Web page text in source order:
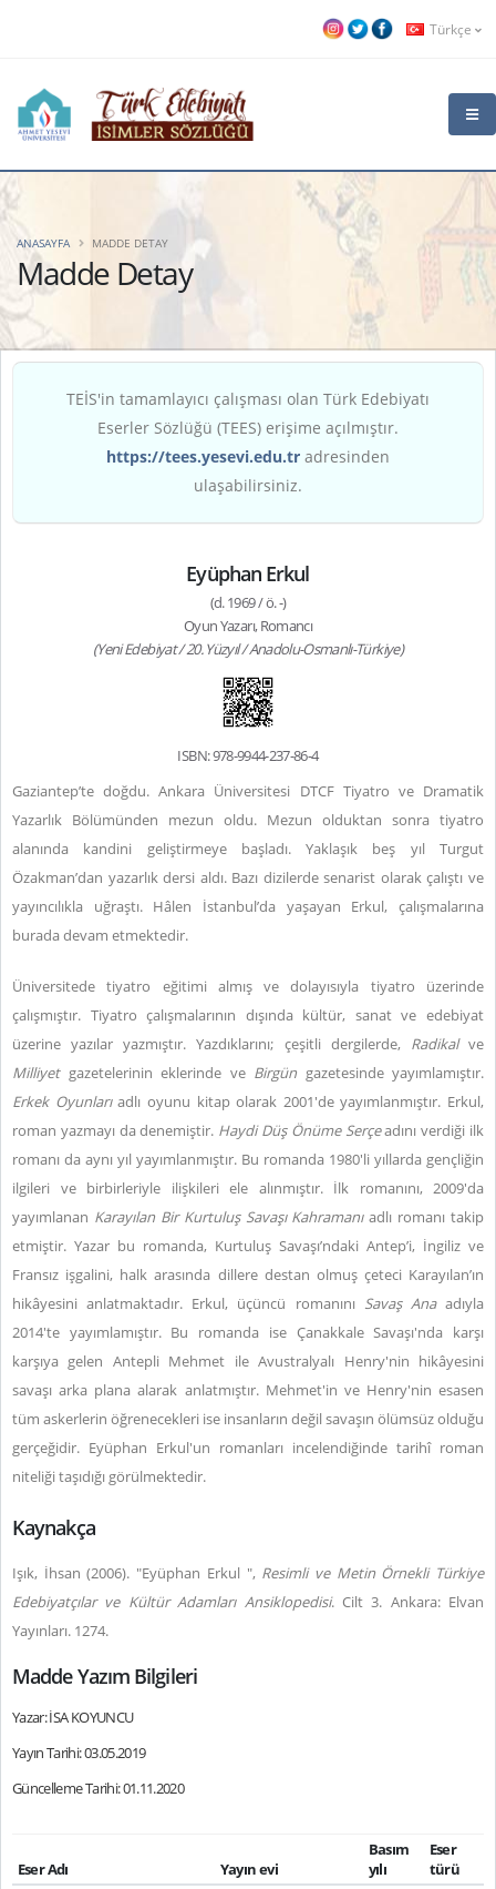
Türkçe
Madde Detay
ANASAYFA MADDE DETAY
TEİS'in tamamlayıcı çalışması olan Türk Edebiyatı
Eserler Sözlüğü (TEES) erişime açılmıştır.
https://tees.yesevi.edu.tr adresinden
ulaşabilirsiniz.
Eyüphan Erkul
(d. 1969 / ö. -)
Oyun Yazarı, Romancı
(Yeni Edebiyat / 20. Yüzyıl / Anadolu-Osmanlı-Türkiye)
ISBN: 978-9944-237-86-4
Gaziantep’te doğdu. Ankara Üniversitesi DTCF Tiyatro ve Dramatik
Yazarlık Bölümünden mezun oldu. Mezun olduktan sonra tiyatro
alanında kandini geliştirmeye başladı. Yaklaşık beş yıl Turgut
Özakman’dan yazarlık dersi aldı. Bazı dizilerde senarist olarak çalıştı ve
yayıncılıkla uğraştı. Hâlen İstanbul’da yaşayan Erkul, çalışmalarına
burada devam etmektedir.
Üniversitede tiyatro eğitimi almış ve dolayısıyla tiyatro üzerinde
çalışmıştır. Tiyatro çalışmalarının dışında kültür, sanat ve edebiyat
üzerine yazılar yazmıştır. Yazdıklarını; çeşitli dergilerde, Radikalve
Milliyetgazetelerinin eklerinde ve Birgün gazetesinde yayımlamıştır.
Erkek Oyunlarıadlı oyunu kitap olarak 2001'de yayımlanmıştır. Erkul,
roman yazmayı da denemiştir. Haydi Düş Önüme Serçeadını verdiği ilk
romanı da aynı yıl yayımlanmıştır. Bu romanda 1980'li yıllarda gençliğin
ilgileri ve birbirleriyle ilişkileri ele alınmıştır. İlk romanını, 2009'da
yayımlanan Karayılan Bir Kurtuluş Savaşı Kahramanıadlı romanı takip
etmiştir. Yazar bu romanda, Kurtuluş Savaşı’ndaki Antep’i, İngiliz ve
Fransız işgalini, halk arasında dillere destan olmuş çeteci Karayılan’ın
hikâyesini anlatmaktadır. Erkul, üçüncü romanını Savaş Anaadıyla
2014'te yayımlamıştır. Bu romanda ise Çanakkale Savaşı'nda karşı
karşıya gelen Antepli Mehmet ile Avustralyalı Henry'nin hikâyesini
savaşı arka plana alarak anlatmıştır. Mehmet'in ve Henry'nin esasen
tüm askerlerin öğrenecekleri ise insanların değil savaşın ölümsüz olduğu
gerçeğidir. Eyüphan Erkul'un romanları incelendiğinde tarihî roman
niteliği taşıdığı görülmektedir.
Kaynakça
Işık, İhsan (2006). "Eyüphan Erkul ", Resimli ve Metin Örnekli Türkiye
Edebiyatçılar ve Kültür Adamları Ansiklopedisi. Cilt 3. Ankara: Elvan
Yayınları. 1274.
Madde Yazım Bilgileri
Yazar: İSA KOYUNCU
Yayın Tarihi: 03.05.2019
Güncelleme Tarihi: 01.11.2020
Eser Adı Yayın evi
Basım
yılı
Eser
türü